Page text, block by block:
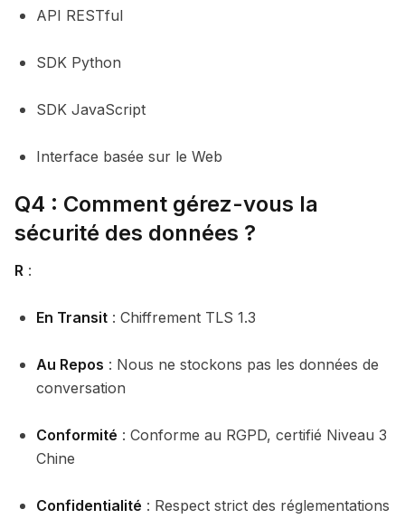
API RESTful
SDK Python
SDK JavaScript
Interface basée sur le Web
Q4 : Comment gérez-vous la
sécurité des données ?
R :
En Transit : Chiffrement TLS 1.3
Au Repos : Nous ne stockons pas les données de
conversation
Conformité : Conforme au RGPD, certifié Niveau 3
Chine
Confidentialité : Respect strict des réglementations